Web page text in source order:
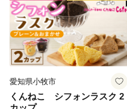
愛知県小牧市
くんねこ シフォンラスク 2